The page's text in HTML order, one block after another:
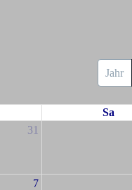
Jahr
Sa
31
7